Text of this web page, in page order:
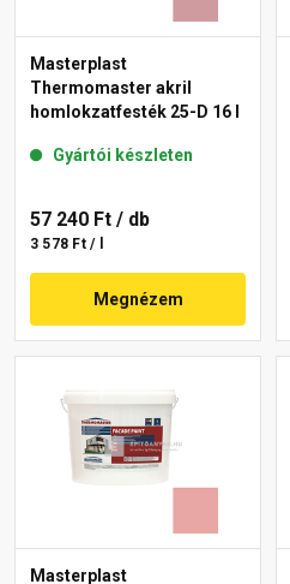
Masterplast
Thermomaster akril
homlokzatfesték 25-D 16 l
Gyártói készleten
57 240 Ft / db
3 578 Ft / l
Megnézem
Masterplast